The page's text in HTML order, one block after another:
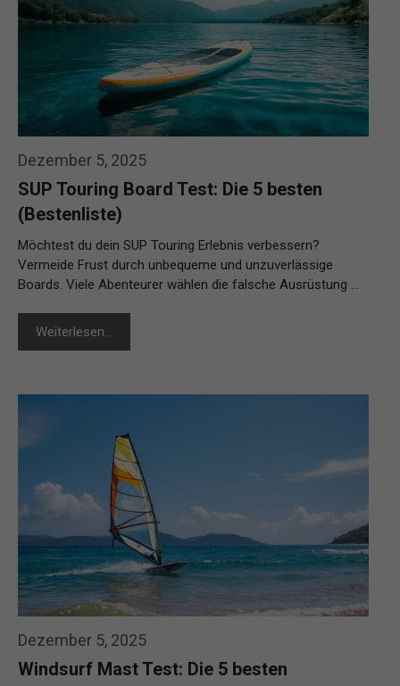
Dezember 5, 2025
SUP Touring Board Test: Die 5 besten
(Bestenliste)
Möchtest du dein SUP Touring Erlebnis verbessern?
Vermeide Frust durch unbequeme und unzuverlässige
Boards. Viele Abenteurer wählen die falsche Ausrüstung …
Weiterlesen…
Dezember 5, 2025
Windsurf Mast Test: Die 5 besten